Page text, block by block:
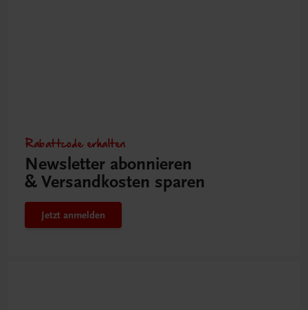
Rabattcode erhalten
Newsletter abonnieren
& Versandkosten sparen
Jetzt anmelden